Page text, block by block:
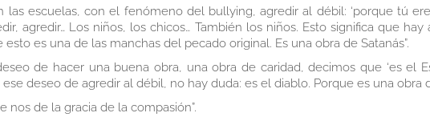
las escuelas, con el fenómeno del bullying, agredir al débil: ‘porque tú
agredir… Los niños, los chicos… También los niños. Esto significa que
es una de las manchas del pecado original. Es una obra de Satanás”.
de hacer una buena obra, una obra de caridad, decimos que ‘es el
deseo de agredir al débil, no hay duda: es el diablo. Porque es una obra
nos de la gracia de la compasión”.